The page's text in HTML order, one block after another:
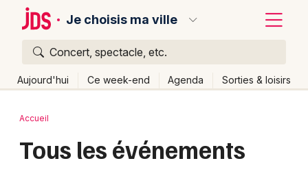
Je choisis ma ville
Concert, spectacle, etc.
Aujourd'hui Ce week-end Agenda Sorties & loisirs
Publier un événement
Bordeaux
Retour
Accueil
Tous les événements
Quoi ?
Où ?
Quand ?